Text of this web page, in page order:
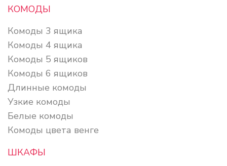
КОМОДЫ
Комоды 3 ящика
Комоды 4 ящика
Комоды 5 ящиков
Комоды 6 ящиков
Длинные комоды
Узкие комоды
Белые комоды
Комоды цвета венге
ШКАФЫ